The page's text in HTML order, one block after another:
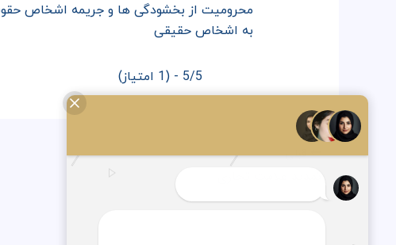
محرومیت از بخشودگی ها و جریمه اشخاص
به اشخاص حقیقی
5/5 - (1 امتیاز)
قبلی